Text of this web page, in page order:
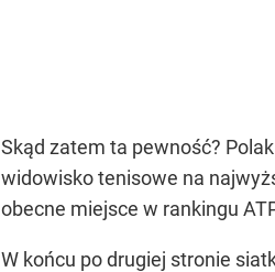
Skąd zatem ta pewność?
widowisko tenisowe na
obecne miejsce w rankingu
W końcu po drugiej stronie